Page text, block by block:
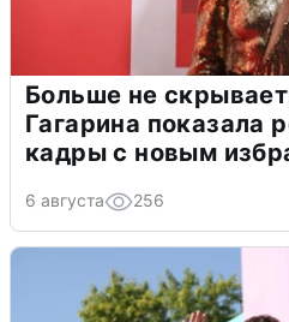
Больше не
Гагарина показала
кадры с новым
6 августа 256